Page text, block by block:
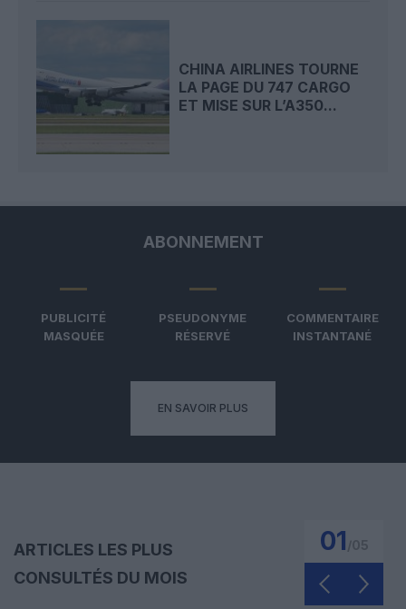
CHINA AIRLINES TOURNE
LA PAGE DU 747 CARGO
ET MISE SUR L’A350...
ABONNEMENT
PUBLICITÉ
MASQUÉE
PSEUDONYME
RÉSERVÉ
COMMENTAIRE
INSTANTANÉ
EN SAVOIR PLUS
ARTICLES LES PLUS
CONSULTÉS DU MOIS
01